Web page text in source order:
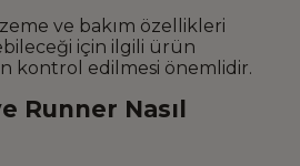
ve bakım özellikleri
için ilgili ürün
kontrol edilmesi önemlidir.
Runner Nasıl